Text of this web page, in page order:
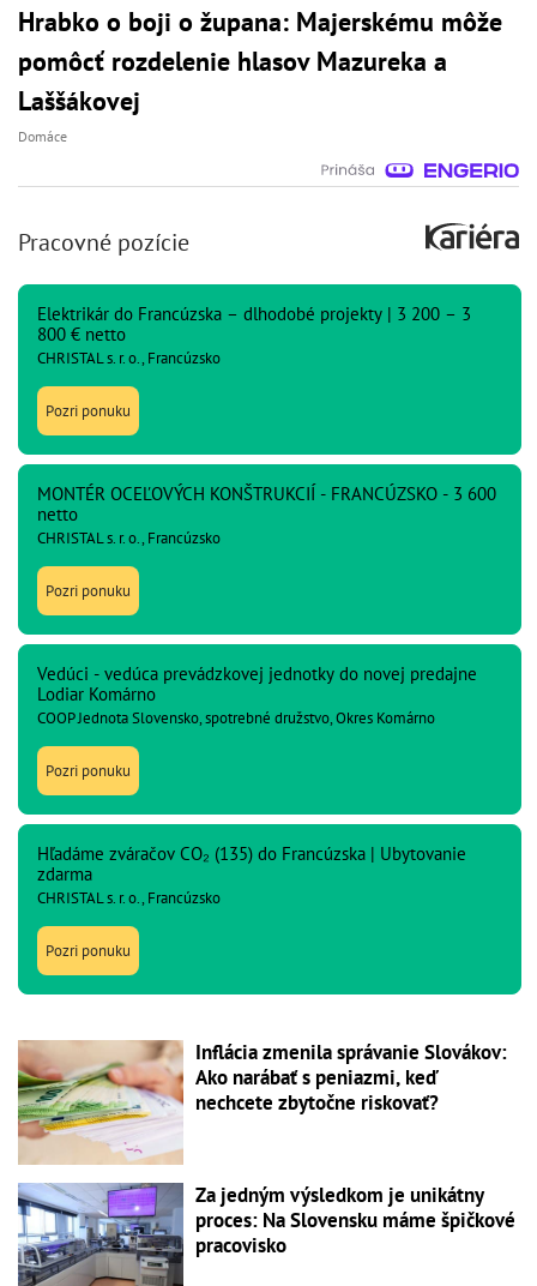
Hrabko o boji o župana: Majerskému môže
pomôcť rozdelenie hlasov Mazureka a
Laššákovej
Domáce
Pracovné pozície
Elektrikár do Francúzska – dlhodobé projekty | 3 200 – 3
800 € netto
CHRISTAL s. r. o., Francúzsko
Pozri ponuku
MONTÉR OCEĽOVÝCH KONŠTRUKCIÍ - FRANCÚZSKO - 3 600
netto
CHRISTAL s. r. o., Francúzsko
Pozri ponuku
Vedúci - vedúca prevádzkovej jednotky do novej predajne
Lodiar Komárno
COOP Jednota Slovensko, spotrebné družstvo, Okres Komárno
Pozri ponuku
Hľadáme zváračov CO₂ (135) do Francúzska | Ubytovanie
zdarma
CHRISTAL s. r. o., Francúzsko
Pozri ponuku
Inflácia zmenila správanie Slovákov:
Ako narábať s peniazmi, keď
nechcete zbytočne riskovať?
Za jedným výsledkom je unikátny
proces: Na Slovensku máme špičkové
pracovisko